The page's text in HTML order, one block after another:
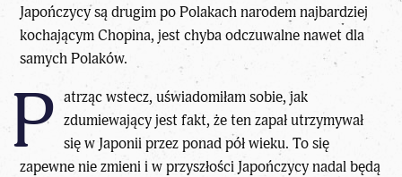
Japończycy są drugim po Polakach narodem najbardziej
kochającym Chopina, jest chyba odczuwalne nawet dla
samych Polaków.
P atrząc wstecz, uświadomiłam sobie, jak
zdumiewający jest fakt, że ten zapał utrzymywał
się w Japonii przez ponad pół wieku. To się
zapewne nie zmieni i w przyszłości Japończycy nadal będą